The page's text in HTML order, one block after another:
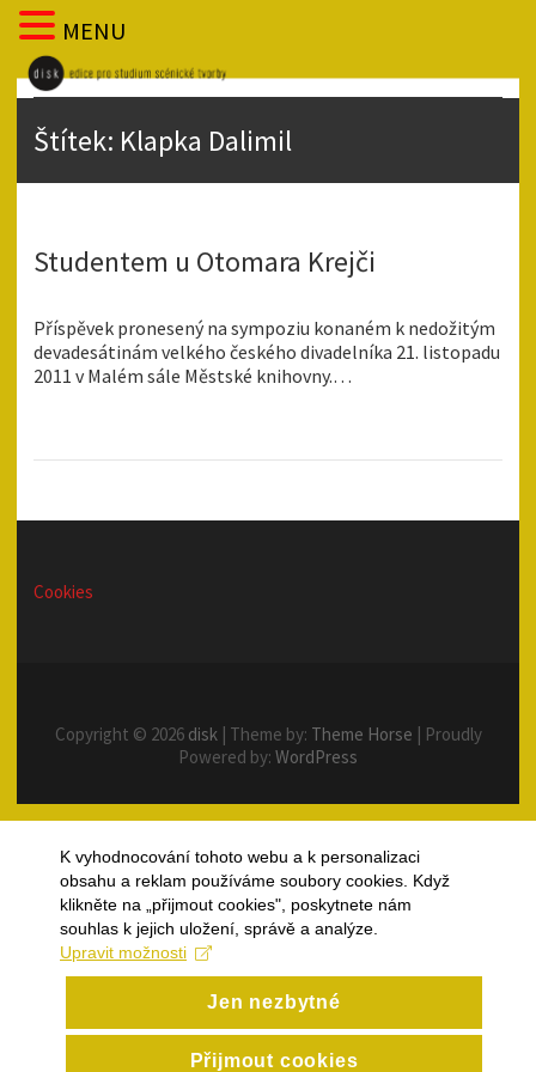
Štítek: Klapka Dalimil
Studentem u Otomara Krejči
Příspěvek pronesený na sympoziu konaném k nedožitým
devadesátinám velkého českého divadelníka 21. listopadu
2011 v Malém sále Městské knihovny.…
Cookies
Copyright © 2026 disk| Theme by: Theme Horse | Proudly
Powered by: WordPress
MENU
K vyhodnocování tohoto webu a k personalizaci
obsahu a reklam používáme soubory cookies. Když
klikněte na „přijmout cookies", poskytnete nám
souhlas k jejich uložení, správě a analýze.
Upravit možnosti
Jen nezbytné
Přijmout cookies